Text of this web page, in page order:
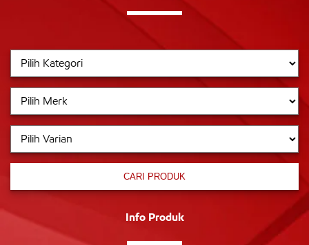
CARI PRODUK
Info Produk